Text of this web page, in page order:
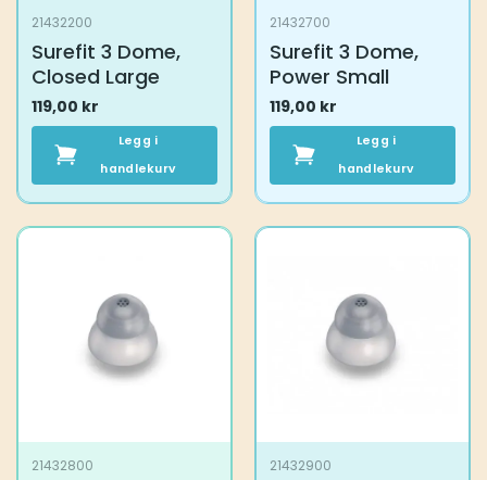
21432200
Surefit 3 Dome,
Closed Large
119,00 kr
Legg i
handlekurv
21432700
Surefit 3 Dome,
Power Small
119,00 kr
Legg i
handlekurv
21432800 21432900